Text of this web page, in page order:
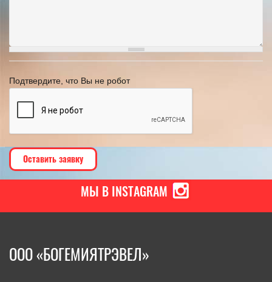
Подтвердите, что Вы не робот
МЫ В INSTAGRAM
ООО «БОГЕМИЯТРЭВЕЛ»